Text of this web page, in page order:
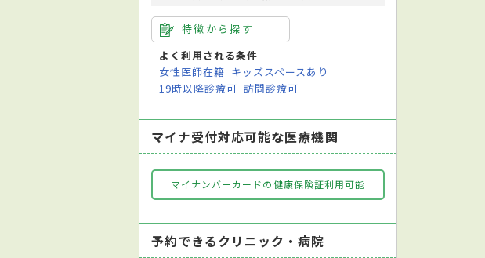
特徴から探す
よく利用される条件
女性医師在籍 キッズスペースあり
19時以降診療可 訪問診療可
マイナ受付対応可能な医療機関
マイナンバーカードの健康保険証利用可能
予約できるクリニック・病院